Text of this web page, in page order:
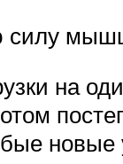
на
новые